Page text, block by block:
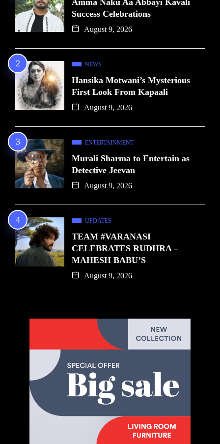
Amma Naku Aa Abbayi Kavali
Success Celebrations
August 9, 2026
NEWS
Hansika Motwani’s Mysterious
First Look From Kapaali
August 9, 2026
ENTERTAINMENT
Murali Sharma to Entertain as
Detective Jeevan
August 9, 2026
UPDATES
TEAM #VARANASI
CELEBRATES RUDHRA –
MAHESH BABU’S
August 9, 2026